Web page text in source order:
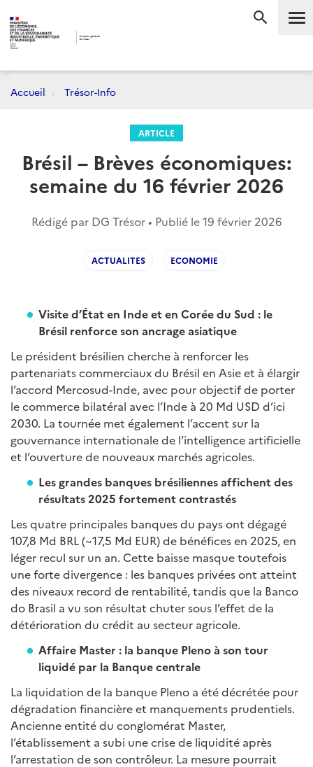
Accueil Trésor-Info
ARTICLE
Brésil – Brèves économiques:
semaine du 16 février 2026
Rédigé par DG Trésor • Publié le19 février 2026
ACTUALITES ECONOMIE
Visite d’État en Inde et en Corée du Sud : le
Brésil renforce son ancrage asiatique
Le président brésilien cherche à renforcer les
partenariats commerciaux du Brésil en Asie et à élargir
l’accord Mercosud-Inde, avec pour objectif de porter
le commerce bilatéral avec l’Inde à 20 Md USD d’ici
2030. La tournée met également l’accent sur la
gouvernance internationale de l’intelligence artificielle
et l’ouverture de nouveaux marchés agricoles.
Les grandes banques brésiliennes affichent des
résultats 2025 fortement contrastés
Les quatre principales banques du pays ont dégagé
107,8 Md BRL (~17,5 Md EUR) de bénéfices en 2025, en
léger recul sur un an. Cette baisse masque toutefois
une forte divergence : les banques privées ont atteint
des niveaux record de rentabilité, tandis que la Banco
do Brasil a vu son résultat chuter sous l’effet de la
détérioration du crédit au secteur agricole.
Affaire Master : la banque Pleno à son tour
liquidé par la Banque centrale
La liquidation de la banque Pleno a été décrétée pour
dégradation financière et manquements prudentiels.
Ancienne entité du conglomérat Master,
l’établissement a subi une crise de liquidité après
l’arrestation de son contrôleur. La mesure pourrait